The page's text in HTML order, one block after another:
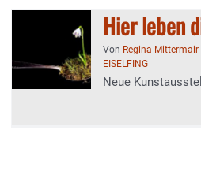
Hier leben
Von Regina Mittermair
EISELFING
Neue